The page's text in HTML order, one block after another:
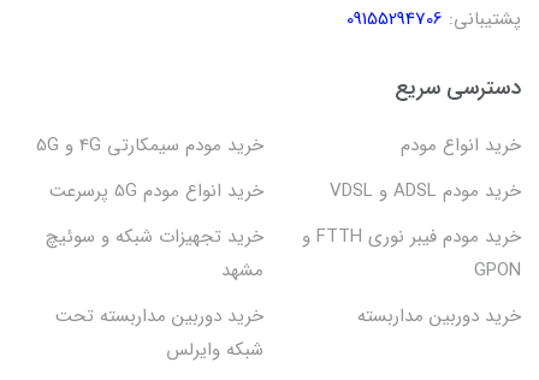
پشتیبانی: 09155294706
دسترسی سریع
خرید انواع مودم
خرید مودم سیمکارتی 4G و 5G
خرید مودم ADSL و VDSL
خرید انواع مودم 5G پرسرعت
خرید مودم فیبر نوری FTTH و
GPON
خرید تجهیزات شبکه و سوئیچ
مشهد
خرید دوربین مداربسته
خرید دوربین مداربسته تحت
شبکه وایرلس